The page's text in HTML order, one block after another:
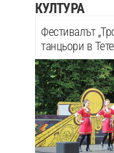
КУЛТУРА
Фестивалът
танцьори в